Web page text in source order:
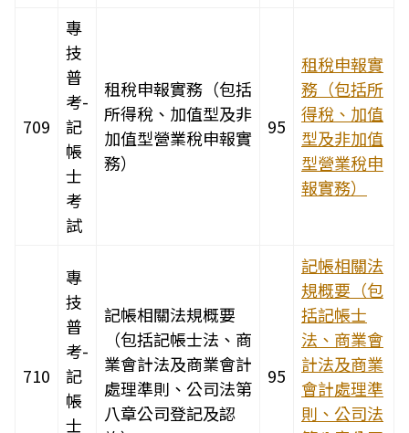
709
專
技
普
考-
記
帳
士
考
試
租稅申報實務（包括
所得稅、加值型及非
加值型營業稅申報實
務）
95
租稅申報實
務（包括所
得稅、加值
型及非加值
型營業稅申
報實務）
710
專
技
普
考-
記
帳
士
記帳相關法規概要
（包括記帳士法、商
業會計法及商業會計
處理準則、公司法第
八章公司登記及認
95
記帳相關法
規概要（包
括記帳士
法、商業會
計法及商業
會計處理準
則、公司法